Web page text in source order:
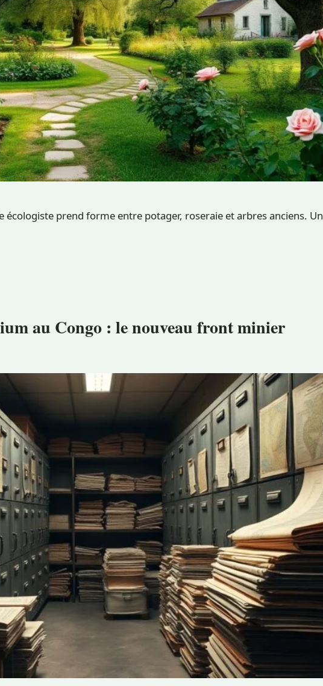
écologiste prend forme entre potager, roseraie et arbres anciens. Un
au Congo : le nouveau front minier